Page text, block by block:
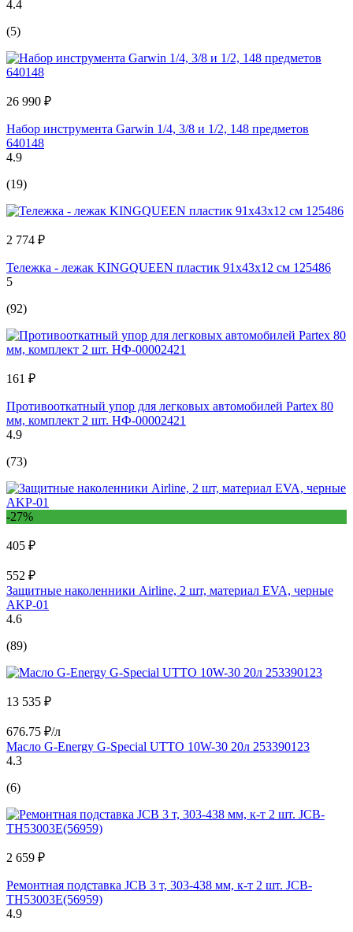
4.4
(5)
26 990 ₽
Набор инструмента Garwin 1/4, 3/8 и 1/2, 148 предметов
640148
4.9
(19)
2 774 ₽
Тележка - лежак KINGQUEEN пластик 91х43x12 см 125486
5
(92)
161 ₽
Противооткатный упор для легковых автомобилей Partex 80
мм, комплект 2 шт. НФ-00002421
4.9
(73)
-27%
405 ₽
552 ₽
Защитные наколенники Airline, 2 шт, материал EVA, черные
AKP-01
4.6
(89)
13 535 ₽
676.75 ₽/л
Масло G-Energy G-Special UTTO 10W-30 20л 253390123
4.3
(6)
2 659 ₽
Ремонтная подставка JCB 3 т, 303-438 мм, к-т 2 шт. JCB-
TH53003E(56959)
4.9